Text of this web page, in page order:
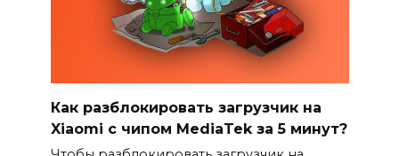
Как разблокировать загрузчик на
Xiaomi с чипом MediaTek за 5 минут?